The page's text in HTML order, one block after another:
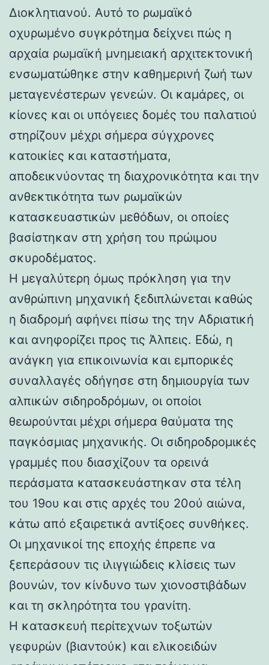
Διοκλητιανού. Αυτό το ρωμαϊκό
οχυρωμένο συγκρότημα δείχνει πώς η
αρχαία ρωμαϊκή μνημειακή αρχιτεκτονική
ενσωματώθηκε στην καθημερινή ζωή των
μεταγενέστερων γενεών. Οι καμάρες, οι
κίονες και οι υπόγειες δομές του παλατιού
στηρίζουν μέχρι σήμερα σύγχρονες
κατοικίες και καταστήματα,
αποδεικνύοντας τη διαχρονικότητα και την
ανθεκτικότητα των ρωμαϊκών
κατασκευαστικών μεθόδων, οι οποίες
βασίστηκαν στη χρήση του πρώιμου
σκυροδέματος.
Η μεγαλύτερη όμως πρόκληση για την
ανθρώπινη μηχανική ξεδιπλώνεται καθώς
η διαδρομή αφήνει πίσω της την Αδριατική
και ανηφορίζει προς τις Άλπεις. Εδώ, η
ανάγκη για επικοινωνία και εμπορικές
συναλλαγές οδήγησε στη δημιουργία των
αλπικών σιδηροδρόμων, οι οποίοι
θεωρούνται μέχρι σήμερα θαύματα της
παγκόσμιας μηχανικής. Οι σιδηροδρομικές
γραμμές που διασχίζουν τα ορεινά
περάσματα κατασκευάστηκαν στα τέλη
του 19ου και στις αρχές του 20ού αιώνα,
κάτω από εξαιρετικά αντίξοες συνθήκες.
Οι μηχανικοί της εποχής έπρεπε να
ξεπεράσουν τις ιλιγγιώδεις κλίσεις των
βουνών, τον κίνδυνο των χιονοστιβάδων
και τη σκληρότητα του γρανίτη.
Η κατασκευή περίτεχνων τοξωτών
γεφυρών (βιαντούκ) και ελικοειδών